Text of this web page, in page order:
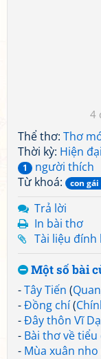
4
Thể thơ: Thơ
Thời kỳ: Hiện đại
1
người thích
Từ khoá:
con gái
Trả lời
In bài thơ
Tài liệu đính
Một số bài
-Tây Tiến (
-Đồng chí(
-Đây thôn Vĩ Dạ
- Bài thơ về
- Mùa xuân